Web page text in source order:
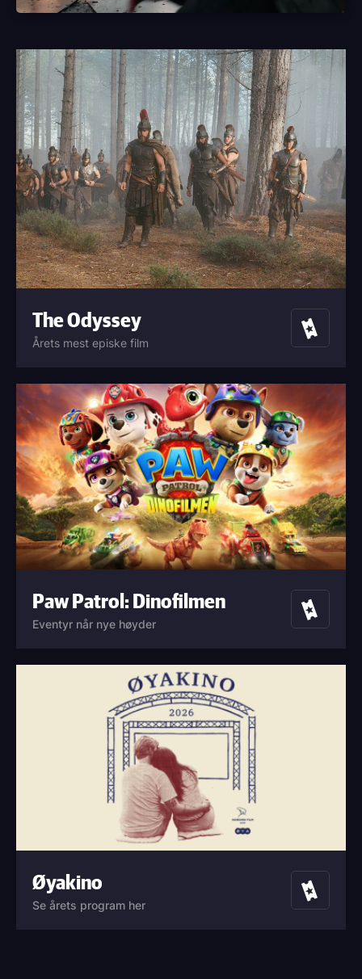
The Odyssey
Årets mest episke film
Billetter
Paw Patrol: Dinofilmen
Eventyr når nye høyder
Billetter
Øyakino
Se årets program her
Billetter